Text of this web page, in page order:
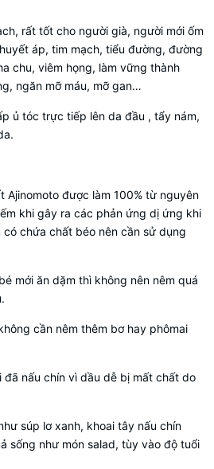
rất tốt cho người già, người mới ốm
áp, tim mạch, tiểu đường, đường
chu, viêm họng, làm vững thành
ngăn mỡ máu, mỡ gan…
ủ tóc trực tiếp lên da đầu , tẩy nám,
Ajinomoto được làm 100% từ nguyên
khi gây ra các phản ứng dị ứng khi
chứa chất béo nên cần sử dụng
mới ăn dặm thì không nên nêm quá
cần nêm thêm bơ hay phômai
đã nấu chín vì dầu dễ bị mất chất do
súp lơ xanh, khoai tây nấu chín
sống như món salad, tùy vào độ tuổi